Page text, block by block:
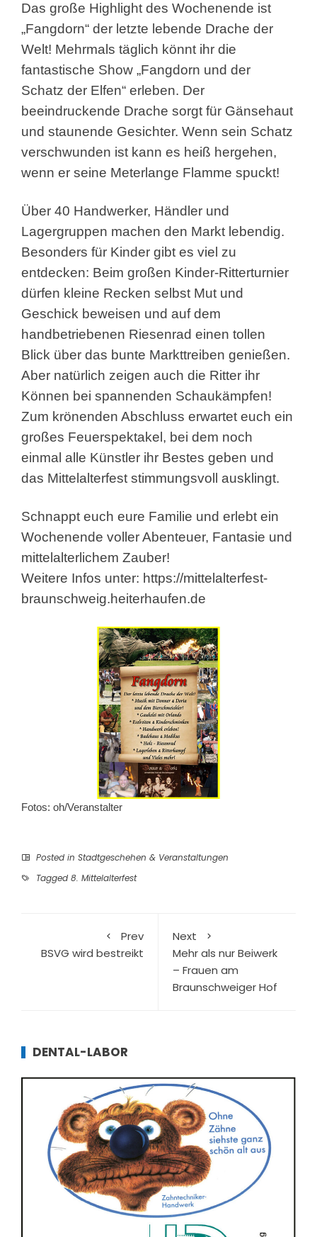
Das große Highlight des Wochenende ist
„Fangdorn“ der letzte lebende Drache der
Welt! Mehrmals täglich könnt ihr die
fantastische Show „Fangdorn und der
Schatz der Elfen“ erleben. Der
beeindruckende Drache sorgt für Gänsehaut
und staunende Gesichter. Wenn sein Schatz
verschwunden ist kann es heiß hergehen,
wenn er seine Meterlange Flamme spuckt!
Über 40 Handwerker, Händler und
Lagergruppen machen den Markt lebendig.
Besonders für Kinder gibt es viel zu
entdecken: Beim großen Kinder-Ritterturnier
dürfen kleine Recken selbst Mut und
Geschick beweisen und auf dem
handbetriebenen Riesenrad einen tollen
Blick über das bunte Markttreiben genießen.
Aber natürlich zeigen auch die Ritter ihr
Können bei spannenden Schaukämpfen!
Zum krönenden Abschluss erwartet euch ein
großes Feuerspektakel, bei dem noch
einmal alle Künstler ihr Bestes geben und
das Mittelalterfest stimmungsvoll ausklingt.
Schnappt euch eure Familie und erlebt ein
Wochenende voller Abenteuer, Fantasie und
mittelalterlichem Zauber!
Weitere Infos unter: https://mittelalterfest-
braunschweig.heiterhaufen.de
Fotos: oh/Veranstalter
Posted in Stadtgeschehen & Veranstaltungen
Tagged 8. Mittelalterfest
Prev
BSVG wird bestreikt
Next
Mehr als nur Beiwerk
– Frauen am
Braunschweiger Hof
DENTAL-LABOR